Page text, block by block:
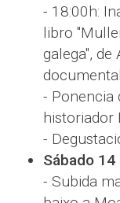
- 18:00h:
libro
galega",
documental
- Ponencia
historiador
-
Sábado
- Subida